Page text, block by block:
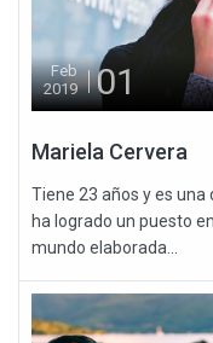
Feb
2019
01
Mariela Cervera
Tiene 23 años y es una
ha logrado un puesto
mundo elaborada...